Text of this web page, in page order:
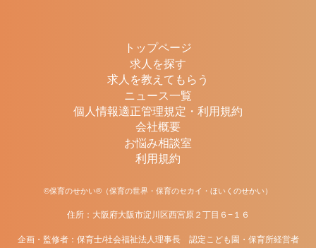
トップページ
求人を探す
求人を教えてもらう
ニュース一覧
個人情報適正管理規定・利用規約
会社概要
お悩み相談室
利用規約
©保育のせかい®（保育の世界・保育のセカイ・ほいくのせかい）
住所：大阪府大阪市淀川区西宮原２丁目６−１６
企画・監修者：保育士/社会福祉法人理事長 認定こども園・保育所経営者